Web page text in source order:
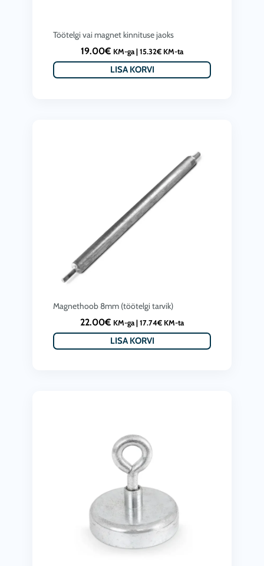
Töötelgi vai magnet kinnituse jaoks
19.00€ KM-ga | 15.32€ KM-ta
LISA KORVI
Magnethoob 8mm (töötelgi tarvik)
22.00€ KM-ga | 17.74€ KM-ta
LISA KORVI